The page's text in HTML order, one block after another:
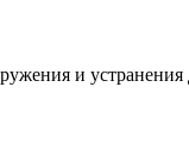
и устранения